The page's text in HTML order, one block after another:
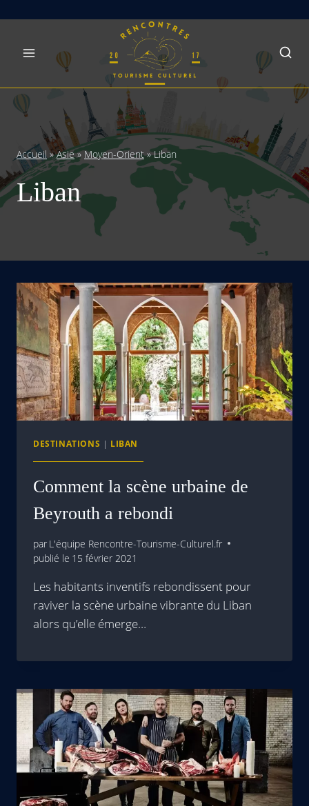
Accueil »Asie»Moyen-Orient»Liban
Liban
DESTINATIONS | LIBAN
Comment la scène urbaine de
Beyrouth a rebondi
par L'équipe Rencontre-Tourisme-Culturel.fr
publié le 15 février 2021
Les habitants inventifs rebondissent pour
raviver la scène urbaine vibrante du Liban
alors qu’elle émerge…